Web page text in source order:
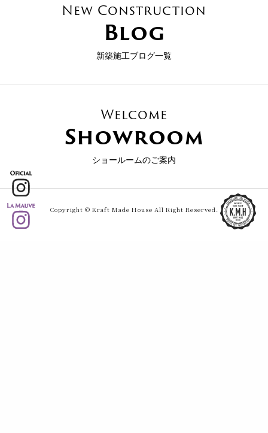
New Construction
Blog
新築施工ブログ一覧
Welcome
Showroom
ショールームのご案内
Copyright © Kraft Made House All Right Reserved.